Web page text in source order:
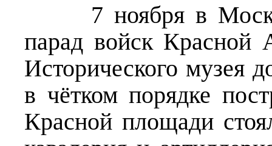
7 ноября в Москве
парад войск
Исторического музея
в чётком порядке
Красной площади